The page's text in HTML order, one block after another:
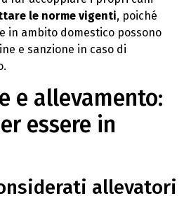
le norme vigenti, poiché
in ambito domestico possono
e sanzione in caso di
e allevamento:
essere in
allevatori